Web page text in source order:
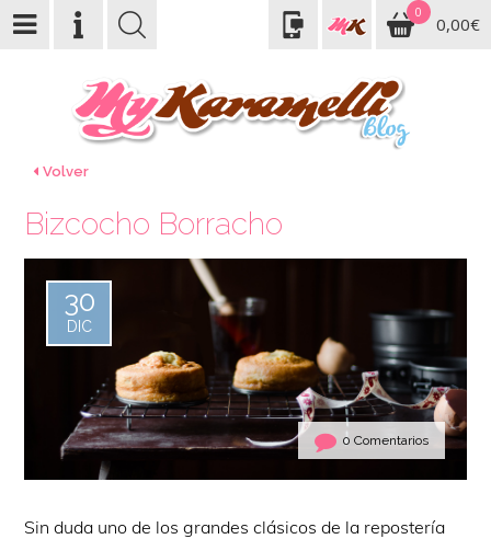
0
0,00€
Volver
Bizcocho Borracho
30
DIC
0 Comentarios
Sin duda uno de los grandes clásicos de la repostería